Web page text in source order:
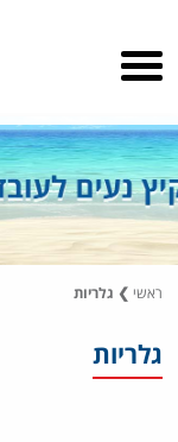
ראשי ❯ גלריות
גלריות